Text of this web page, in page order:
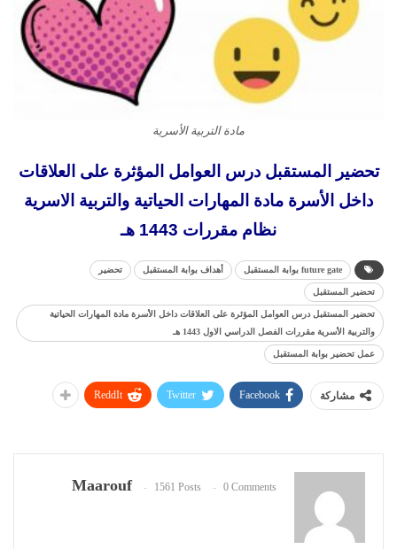
مادة التربية الأسرية
تحضير المستقبل درس العوامل المؤثرة على العلاقات
داخل الأسرة مادة المهارات الحياتية والتربية الاسرية
نظام مقررات 1443 هـ
future gate بوابة المستقبل أهداف بوابة المستقبل تحضير
تحضير المستقبل
تحضير المستقبل درس العوامل المؤثرة على العلاقات داخل الأسرة مادة المهارات الحياتية
والتربية الأسرية مقررات الفصل الدراسي الاول 1443 هـ
عمل تحضير بوابة المستقبل
مشاركة Facebook
Twitter
ReddIt
Maarouf 1561 Posts 0 Comments